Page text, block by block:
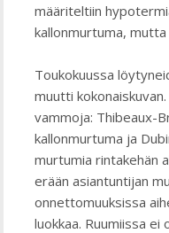
määriteltiin
kallonmurtuma,
Toukokuussa
muutti
vammoja: Thibeaux-
kallonmurtuma ja
murtumia rintakehän
erään asiantuntijan
onnettomuuksissa
luokkaa. Ruumiissa ei